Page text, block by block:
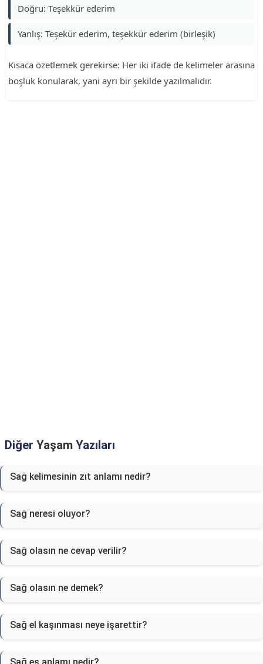
Doğru: Teşekkür ederim
Yanlış: Teşekür ederim, teşekkür ederim (birleşik)
Kısaca özetlemek gerekirse: Her iki ifade de kelimeler arasına
boşluk konularak, yani ayrı bir şekilde yazılmalıdır.
Diğer Yaşam Yazıları
Sağ kelimesinin zıt anlamı nedir?
Sağ neresi oluyor?
Sağ olasın ne cevap verilir?
Sağ olasın ne demek?
Sağ el kaşınması neye işarettir?